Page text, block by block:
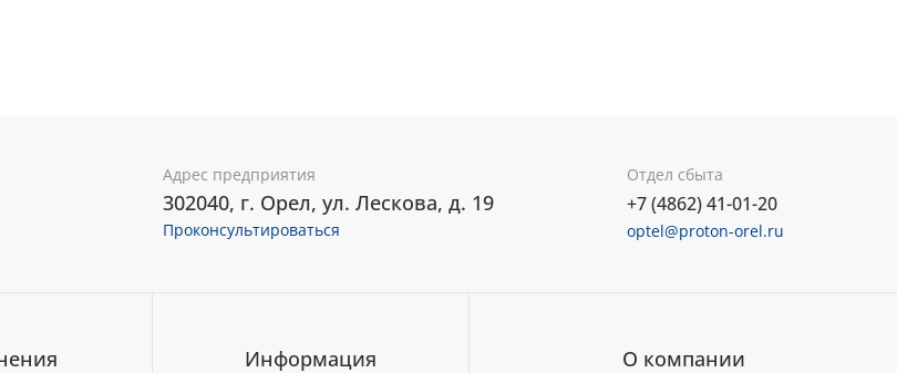
Адрес предприятия
302040, г. Орел, ул. Лескова, д. 19
Проконсультироваться
Отдел сбыта
+7 (4862) 41-01-20
optel@proton-orel.ru
Информация О компании